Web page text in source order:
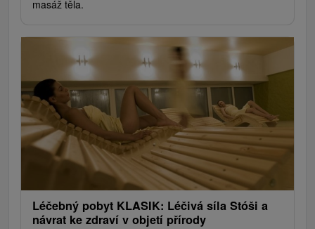
masáž těla.
Léčebný pobyt KLASIK: Léčivá síla Stóši a
návrat ke zdraví v objetí přírody